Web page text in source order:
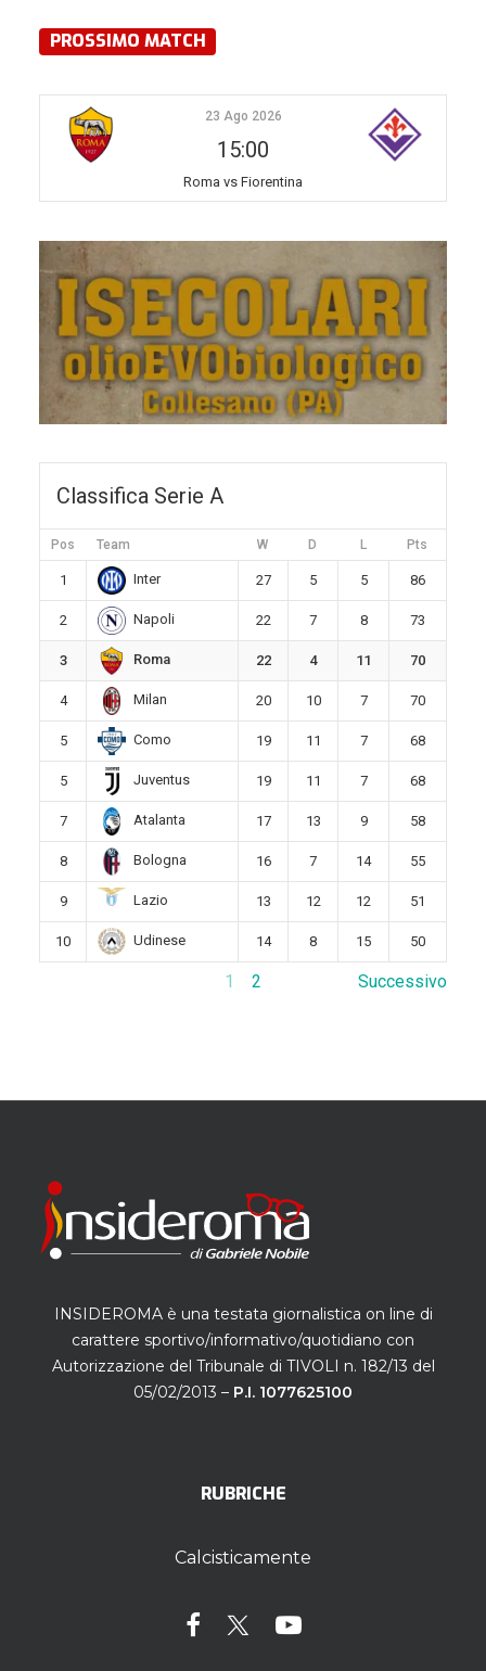
PROSSIMO MATCH
23 Ago 2026
15:00
Roma vs Fiorentina
Classifica Serie A
Pos Team W D L Pts
1 Inter 27 5 5 86
2 Napoli 22 7 8 73
3 Roma 22 4 11 70
4 Milan 20 10 7 70
5 Como 19 11 7 68
5 Juventus 19 11 7 68
7 Atalanta 17 13 9 58
8 Bologna 16 7 14 55
9 Lazio 13 12 12 51
10 Udinese 14 8 15 50
1 2 Successivo
INSIDEROMA è una testata giornalistica on line di
carattere sportivo/informativo/quotidiano con
Autorizzazione del Tribunale di TIVOLI n. 182/13 del
05/02/2013 – P.I. 1077625100
RUBRICHE
Calcisticamente